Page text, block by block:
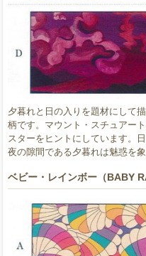
夕暮れと日の入りを題材にして
柄です。マウント・スチュアー
スターをヒントにしています。
夜の隙間である夕暮れは魅惑を象
ベビー・レインボー（BABY